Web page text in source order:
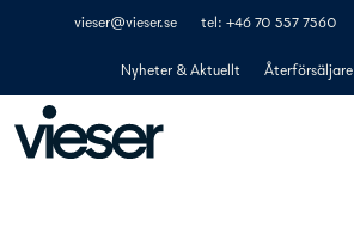
vieser@vieser.se tel: +46 70 557 7560
Nyheter & Aktuellt Återförsäljare